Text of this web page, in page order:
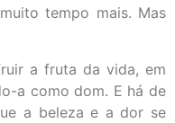
tempo mais. Mas
a fruta da vida, em
a como dom. E há de
a beleza e a dor se